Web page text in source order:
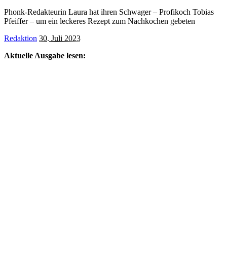
Phonk-Redakteurin Laura hat ihren Schwager – Profikoch Tobias
Pfeiffer – um ein leckeres Rezept zum Nachkochen gebeten
Posted
Redaktion 30. Juli 2023
Aktuelle Ausgabe lesen: